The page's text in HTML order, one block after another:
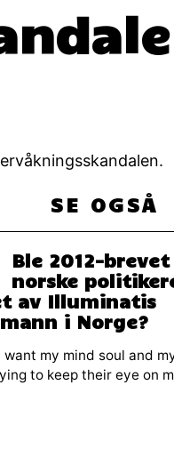
SE OGSÅ
Ble 2012-
norske
av Illuminatis
i Norge?
want my mind soul and
to keep their eye on